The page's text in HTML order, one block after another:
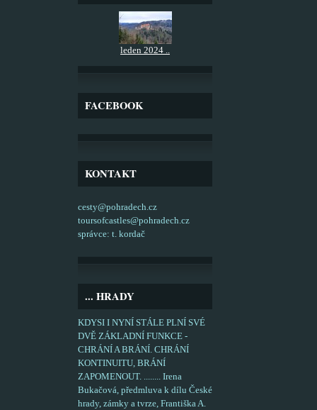
leden 2024 ..
FACEBOOK
KONTAKT
cesty@pohradech.cz
toursofcastles@pohradech.cz
správce: t. kordač
... HRADY
KDYSI I NYNÍ STÁLE PLNÍ SVÉ
DVĚ ZÁKLADNÍ FUNKCE -
CHRÁNÍ A BRÁNÍ. CHRÁNÍ
KONTINUITU, BRÁNÍ
ZAPOMENOUT. ........ Irena
Bukačová, předmluva k dílu České
hrady, zámky a tvrze, Františka A.